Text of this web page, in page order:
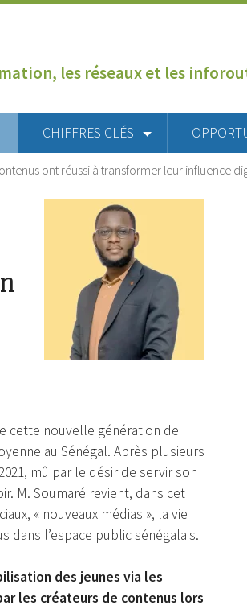
les réseaux et les
CHIFFRES CLÉS
ont réussi à transformer leur influence
cette nouvelle génération de
au Sénégal. Après plusieurs
mû par le désir de servir son
M. Soumaré revient, dans cet
« nouveaux médias », la vie
l’espace public sénégalais.
des jeunes via les
les créateurs de contenus lors